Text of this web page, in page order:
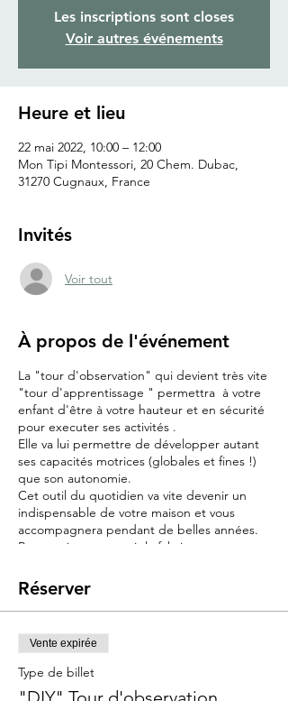
Les inscriptions sont closes
Voir autres événements
Heure et lieu
22 mai 2022, 10:00 – 12:00
Mon Tipi Montessori, 20 Chem. Dubac,
31270 Cugnaux, France
Invités
Voir tout
À propos de l'événement
La "tour d'observation" qui devient très vite
"tour d'apprentissage " permettra à votre
enfant d'être à votre hauteur et en sécurité
pour executer ses activités .
Elle va lui permettre de développer autant
ses capacités motrices (globales et fines !)
que son autonomie.
Cet outil du quotidien va vite devenir un
indispensable de votre maison et vous
accompagnera pendant de belles années.
Pourquoi ne pas venir la fabriquer vous
Objectif :
fabrication d'un "indispensable" de la
maison
Contenu :
Réserver
Vente expirée
Type de billet